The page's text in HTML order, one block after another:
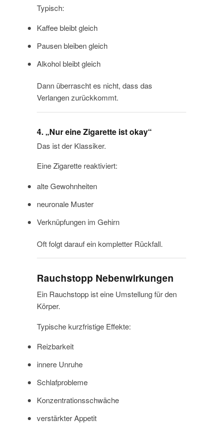
Typisch:
Kaffee bleibt gleich
Pausen bleiben gleich
Alkohol bleibt gleich
Dann überrascht es nicht, dass das
Verlangen zurückkommt.
4. „Nur eine Zigarette ist okay“
Das ist der Klassiker.
Eine Zigarette reaktiviert:
alte Gewohnheiten
neuronale Muster
Verknüpfungen im Gehirn
Oft folgt darauf ein kompletter Rückfall.
Rauchstopp Nebenwirkungen
Ein Rauchstopp ist eine Umstellung für den
Körper.
Typische kurzfristige Effekte:
Reizbarkeit
innere Unruhe
Schlafprobleme
Konzentrationsschwäche
verstärkter Appetit